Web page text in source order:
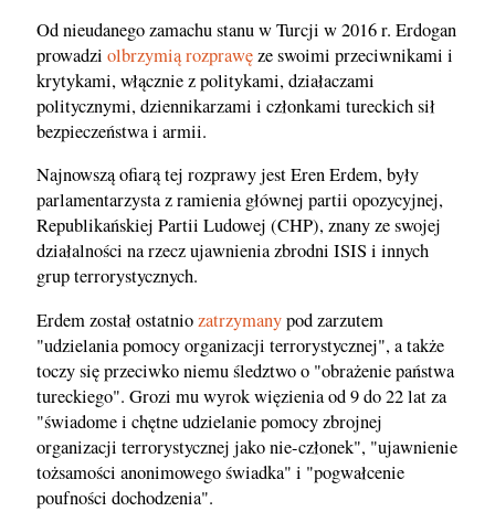
Od nieudanego zamachu stanu w Turcji w 2016 r. Erdogan
prowadzi olbrzymią rozprawęze swoimi przeciwnikami i
krytykami, włącznie z politykami, działaczami
politycznymi, dziennikarzami i członkami tureckich sił
bezpieczeństwa i armii.
Najnowszą ofiarą tej rozprawy jest Eren Erdem, były
parlamentarzysta z ramienia głównej partii opozycyjnej,
Republikańskiej Partii Ludowej (CHP), znany ze swojej
działalności na rzecz ujawnienia zbrodni ISIS i innych
grup terrorystycznych.
Erdem został ostatniozatrzymanypod zarzutem
"udzielania pomocy organizacji terrorystycznej", a także
toczy się przeciwko niemu śledztwo o "obrażenie państwa
tureckiego". Grozi mu wyrok więzienia od 9 do 22 lat za
"świadome i chętne udzielanie pomocy zbrojnej
organizacji terrorystycznej jako nie-członek", "ujawnienie
tożsamości anonimowego świadka" i "pogwałcenie
poufności dochodzenia".